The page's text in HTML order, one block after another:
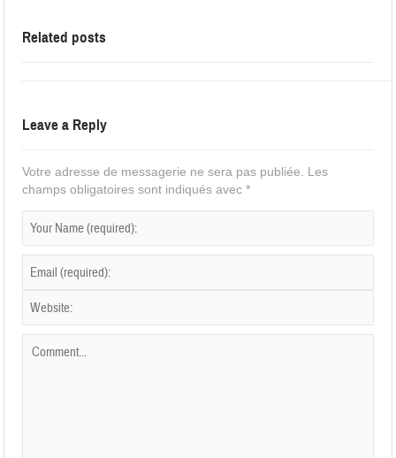
Related posts
Leave a Reply
Votre adresse de messagerie ne sera pas publiée.
Les
champs obligatoires sont indiqués avec*